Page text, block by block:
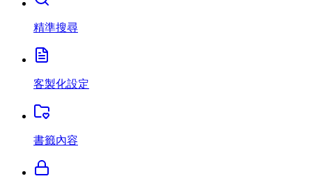
精準搜尋
客製化設定
書籤內容